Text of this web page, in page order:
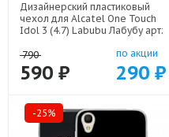
Дизайнерский пластиковый
чехол для Alcatel One Touch
Idol 3 (4.7) Labubu Лабубу арт:
790
590 ₽
по акции
290 ₽
-25%